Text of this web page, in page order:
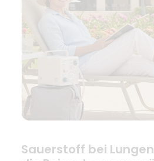
Sauerstoff bei